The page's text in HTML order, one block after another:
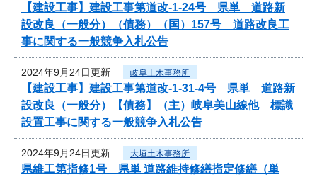
【建設工事】建設工事第道改-1-24号 県単 道路新
設改良（一般分）（債務）（国）157号 道路改良工
事に関する一般競争入札公告
2024年9月24日更新 岐阜土木事務所
【建設工事】建設工事第道改-1-31-4号 県単 道路新
設改良（一般分）【債務】（主）岐阜美山線他 標識
設置工事に関する一般競争入札公告
2024年9月24日更新 大垣土木事務所
県維工第指修1号 県単 道路維持修繕指定修繕（単